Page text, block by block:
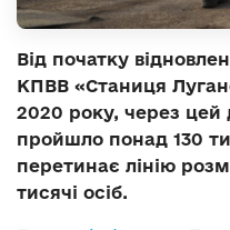
Від початку
КПВВ «Станиця
2020 року, через
пройшло понад 130
перетинає лінію
тисячі осіб.